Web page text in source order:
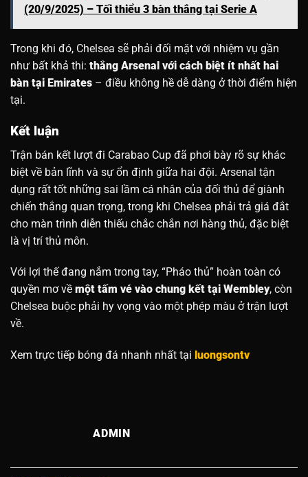
(20/9/2025) – Tối thiểu 3 bàn thắng tại Serie A
Trong khi đó, Chelsea sẽ phải đối mặt với nhiệm vụ gần
như bất khả thi: thắng Arsenal với cách biệt ít nhất hai
bàn tại Emirates – điều không hề dễ dàng ở thời điểm hiện
tại.
Kết luận
Trận bán kết lượt đi Carabao Cup đã phơi bày rõ sự khác
biệt về bản lĩnh và sự ổn định giữa hai đội. Arsenal tận
dụng rất tốt những sai lầm cá nhân của đối thủ để giành
chiến thắng quan trọng, trong khi Chelsea phải trả giá đắt
cho màn trình diễn thiếu chắc chắn nơi hàng thủ, đặc biệt
là vị trí thủ môn.
Với lợi thế đang nắm trong tay, “Pháo thủ” hoàn toàn có
quyền mơ về một tấm vé vào chung kết tại Wembley, còn
Chelsea buộc phải hy vọng vào một phép màu ở trận lượt
về.
Xem trực tiếp bóng đá nhanh nhất tại luongsontv
ADMIN